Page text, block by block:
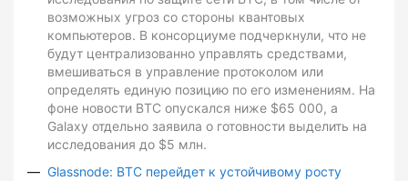
возможных угроз со стороны квантовых
компьютеров. В консорциуме подчеркнули, что не
будут централизованно управлять средствами,
вмешиваться в управление протоколом или
определять единую позицию по его изменениям. На
фоне новости BTC опускался ниже $65 000, а
Galaxy отдельно заявила о готовности выделить на
исследования до $5 млн.
Glassnode: BTC перейдет к устойчивому росту